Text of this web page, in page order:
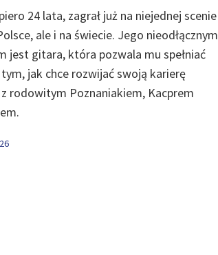
24 lata, zagrał już na niejednej scenie
ale i na świecie. Jego nieodłącznym
jest gitara, która pozwala mu spełniać
jak chce rozwijać swoją karierę
rodowitym Poznaniakiem, Kacprem